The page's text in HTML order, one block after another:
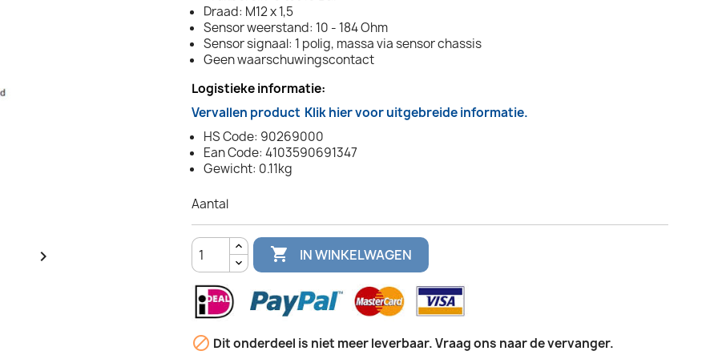

Draad: M12 x 1,5
Sensor weerstand: 10 - 184 Ohm
Sensor signaal: 1 polig, massa via sensor chassis
Geen waarschuwingscontact
Logistieke informatie:
Vervallen product Klik hier voor uitgebreide informatie.
HS Code: 90269000
Ean Code: 4103590691347
Gewicht: 0.11kg
Aantal
 IN WINKELWAGEN
 Dit onderdeel is niet meer leverbaar. Vraag ons naar de vervanger.